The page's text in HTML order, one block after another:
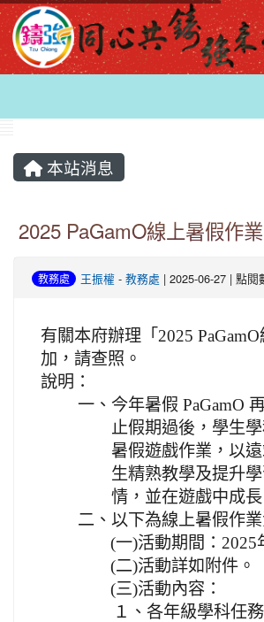
本站消息
2025 PaGamO線上暑假作業
教務處 王振權 - 教務處 | 2025-06-27 | 點閱
有關本府辦理「2025
加，請查照。
說明：
一、 今年暑假 PaGamO
止假期過後，學生
暑假遊戲作業，以
生精熟教學及提升
情，並在遊戲中成
二、 以下為線上暑假作業
(一)活動期間：2025
(二)活動詳如附件。
(三)活動內容：
１、 各年級學科任